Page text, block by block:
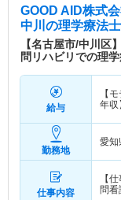
GOOD AID株式
中川 の理学療法
【名古屋市/中川
問リハビリでの理
給与
【
年収
勤務地
愛知
仕事内容
【
問